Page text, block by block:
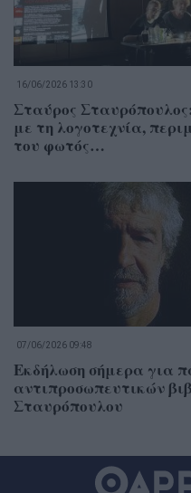
16/06/2026 13:30
Σταύρος
με τη λογοτεχνία,
του φωτός…
07/06/2026 09:48
Εκδήλωση σήμερα για
αντιπροσωπευτικών
Σταυρόπουλου